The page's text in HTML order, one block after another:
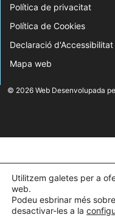
Política de privacitat
Política de Cookies
Declaració d'Accessibilitat
Mapa web
© 2026 Web Desenvolupada
Utilitzem galetes per a
web.
Podeu esbrinar més
desactivar-les a la